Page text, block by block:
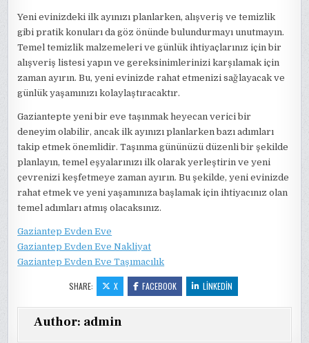
Yeni evinizdeki ilk ayınızı planlarken, alışveriş ve temizlik
gibi pratik konuları da göz önünde bulundurmayı unutmayın.
Temel temizlik malzemeleri ve günlük ihtiyaçlarınız için bir
alışveriş listesi yapın ve gereksinimlerinizi karşılamak için
zaman ayırın. Bu, yeni evinizde rahat etmenizi sağlayacak ve
günlük yaşamınızı kolaylaştıracaktır.
Gaziantepte yeni bir eve taşınmak heyecan verici bir
deneyim olabilir, ancak ilk ayınızı planlarken bazı adımları
takip etmek önemlidir. Taşınma gününüzü düzenli bir şekilde
planlayın, temel eşyalarınızı ilk olarak yerleştirin ve yeni
çevrenizi keşfetmeye zaman ayırın. Bu şekilde, yeni evinizde
rahat etmek ve yeni yaşamınıza başlamak için ihtiyacınız olan
temel adımları atmış olacaksınız.
Gaziantep Evden Eve
Gaziantep Evden Eve Nakliyat
Gaziantep Evden Eve Taşımacılık
SHARE: X FACEBOOK LINKEDIN
Author: admin